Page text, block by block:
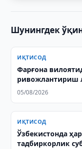
Шунингдек
ИҚТИСОД
Фарғона
ривожлантириш
05/08/2026
ИҚТИСОД
Ўзбекистонда
тадбиркорлик